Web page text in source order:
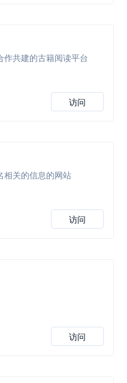
作共建的古籍阅读平台
访问
相关的信息的网站
访问
访问